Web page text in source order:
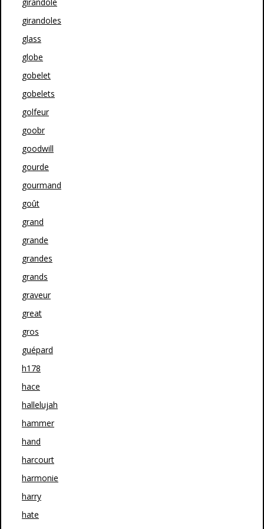
girandoles
glass
globe
gobelet
gobelets
golfeur
goobr
goodwill
gourde
gourmand
goût
grand
grande
grandes
grands
graveur
great
gros
guépard
h178
hace
hallelujah
hammer
hand
harcourt
harmonie
harry
hate